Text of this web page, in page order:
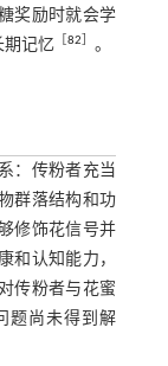
奖励时就会学
期记忆
82 。
：传粉者充当
群落结构和功
修饰花信号并
和认知能力，
传粉者与花蜜
题尚未得到解